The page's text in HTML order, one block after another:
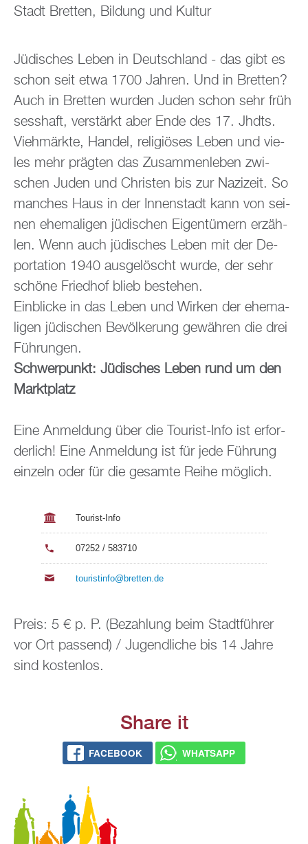
Stadt Brett­en, Bil­dung und Kul­tur
Jü­di­sches Leben in Deutsch­land - das gibt es
schon seit etwa 1700 Jah­ren. Und in Brett­en?
Auch in Brett­en wur­den Juden schon sehr früh
sess­haft, ver­stärkt aber Ende des 17. Jhdts.
Vieh­märk­te, Han­del, re­li­giö­ses Leben und vie­
les mehr präg­ten das Zu­sam­men­le­ben zwi­
schen Juden und Chris­ten bis zur Na­zi­zeit. So
man­ches Haus in der In­nen­stadt kann von sei­
nen ehe­ma­li­gen jü­di­schen Ei­gen­tü­mern er­zäh­
len. Wenn auch jü­di­sches Leben mit der De­
por­ta­ti­on 1940 aus­ge­löscht wurde, der sehr
schö­ne Fried­hof blieb be­stehen.
Ein­bli­cke in das Leben und Wir­ken der ehe­ma­
li­gen jü­di­schen Be­völ­ke­rung ge­wäh­ren die drei
Füh­run­gen.
Schwer­punkt: Jü­di­sches Leben rund um den
Markt­platz
Eine An­mel­dung über die Tou­rist-Info ist er­for­
der­lich! Eine An­mel­dung ist für jede Füh­rung
ein­zeln oder für die ge­sam­te Reihe mög­lich.
Tou­rist-Info
07252 / 583710
tou­rist­in­fo@​bretten.​de
Preis: 5 € p. P. (Be­zah­lung beim Stadt­füh­rer
vor Ort pas­send) / Ju­gend­li­che bis 14 Jahre
sind kos­ten­los.
Share it
FACE­BOOK WHATS­APP